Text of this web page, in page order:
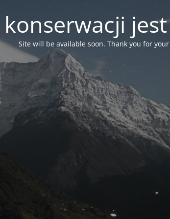
jest
Site will be available soon. Thank you for